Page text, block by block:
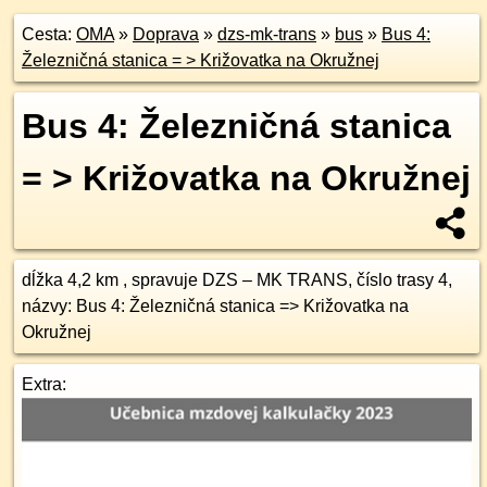
Cesta: OMA» Doprava » dzs-mk-trans » bus » Bus 4:
Železničná stanica = > Križovatka na Okružnej
Bus 4: Železničná stanica
= > Križovatka na Okružnej
dĺžka 4,2 km , spravuje DZS – MK TRANS, číslo trasy 4,
názvy: Bus 4: Železničná stanica => Križovatka na
Okružnej
Extra: